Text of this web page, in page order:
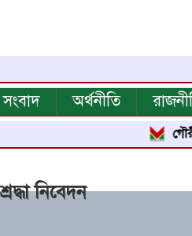
সংবাদ অর্থনীতি
গৌরীপুরে
নিবেদন